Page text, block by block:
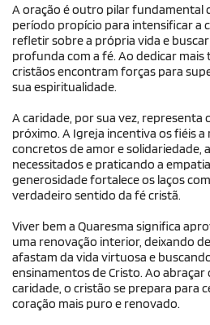
A oração é outro pilar fundamental
período propício para intensificar a
refletir sobre a própria vida e
profunda com a fé. Ao dedicar mais
cristãos encontram forças para
sua espiritualidade.
A caridade, por sua vez, representa
próximo. A Igreja incentiva os fiéis
concretos de amor e solidariedade,
necessitados e praticando a
generosidade fortalece os laços
verdadeiro sentido da fé cristã.
Viver bem a Quaresma significa
uma renovação interior, deixando
afastam da vida virtuosa e
ensinamentos de Cristo. Ao abraçar
caridade, o cristão se prepara para
coração mais puro e renovado.